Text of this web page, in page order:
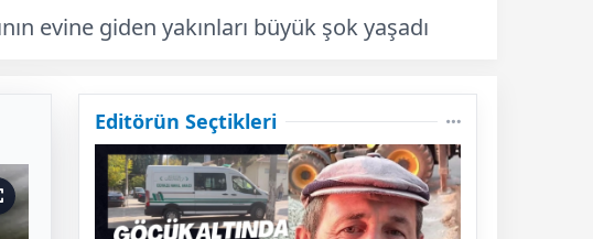
evine giden yakınları büyük şok yaşadı
Editörün Seçtikleri